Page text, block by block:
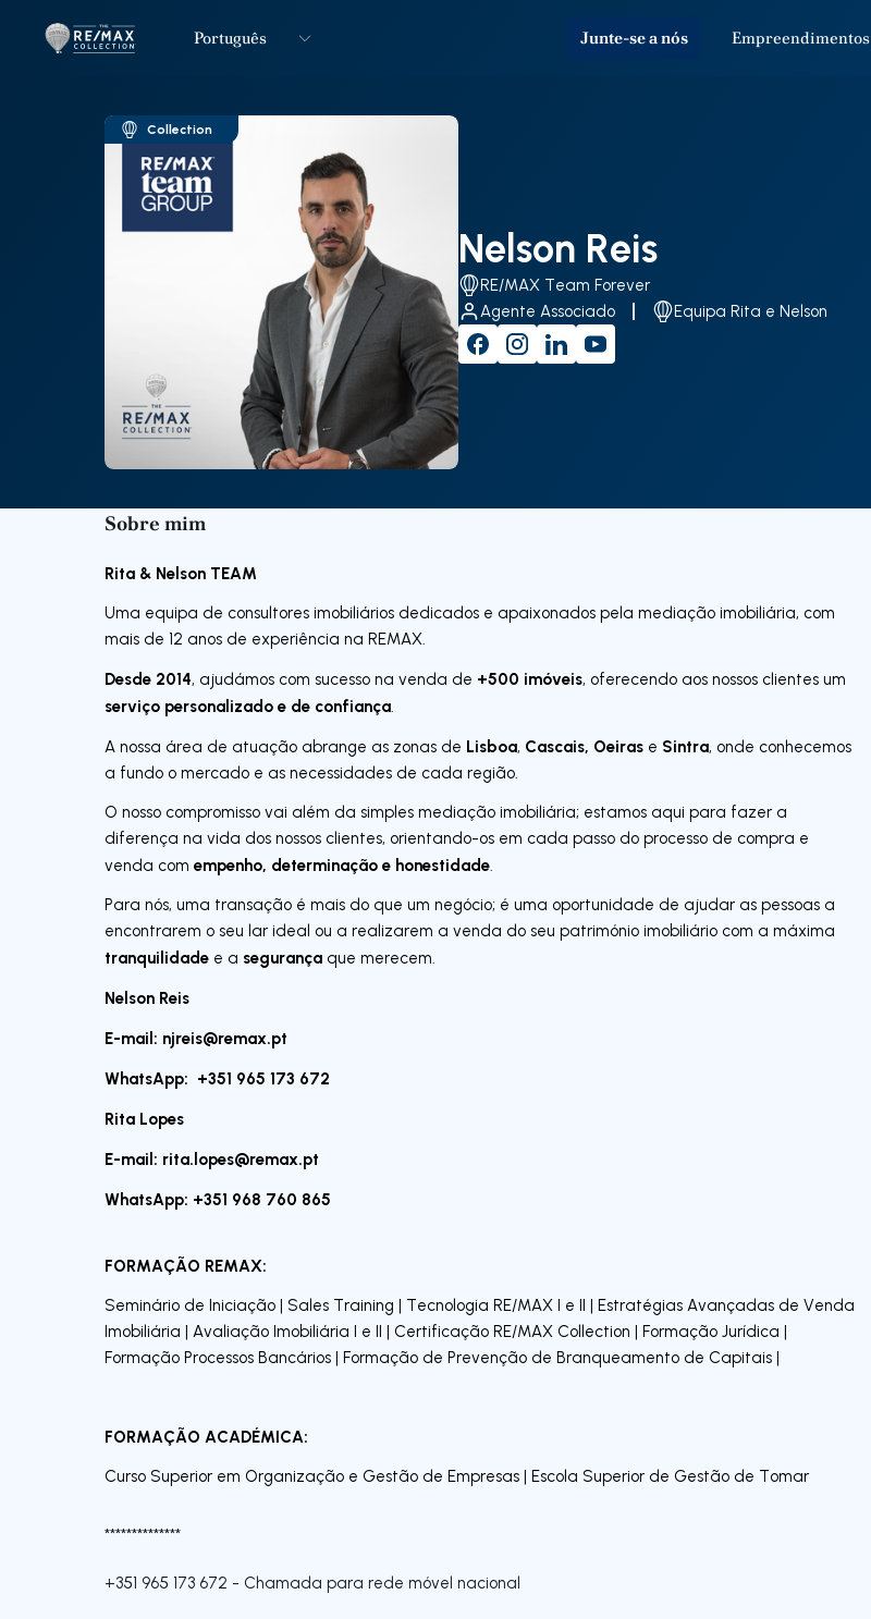
LogoIr para página inicial
Português Junte-se a nós Empreendimentos
Collection
Nelson Reis
RE/MAX Team Forever
Agente Associado
Equipa Rita e Nelson
Sobre mim
Rita & Nelson TEAM
Uma equipa de consultores imobiliários dedicados e apaixonados pela mediação imobiliária, com
mais de 12 anos de experiência na REMAX.
Desde 2014, ajudámos com sucesso na venda de +500 imóveis, oferecendo aos nossos clientes um
serviço personalizado e de confiança.
A nossa área de atuação abrange as zonas de Lisboa, Cascais, Oeiras e Sintra, onde conhecemos
a fundo o mercado e as necessidades de cada região.
O nosso compromisso vai além da simples mediação imobiliária; estamos aqui para fazer a
diferença na vida dos nossos clientes, orientando-os em cada passo do processo de compra e
venda com empenho, determinação e honestidade.
Para nós, uma transação é mais do que um negócio; é uma oportunidade de ajudar as pessoas a
encontrarem o seu lar ideal ou a realizarem a venda do seu património imobiliário com a máxima
tranquilidade e a segurança que merecem.
Nelson Reis
E-mail: njreis@remax.pt
WhatsApp: +351 965 173 672
Rita Lopes
E-mail: rita.lopes@remax.pt
WhatsApp: +351 968 760 865
FORMAÇÃO REMAX:
Seminário de Iniciação | Sales Training | Tecnologia RE/MAX I e II | Estratégias Avançadas de Venda
Imobiliária | Avaliação Imobiliária I e II | Certificação RE/MAX Collection | Formação Jurídica |
Formação Processos Bancários | Formação de Prevenção de Branqueamento de Capitais |
FORMAÇÃO ACADÉMICA:
Curso Superior em Organização e Gestão de Empresas | Escola Superior de Gestão de Tomar
**************
+351 965 173 672 - Chamada para rede móvel nacional